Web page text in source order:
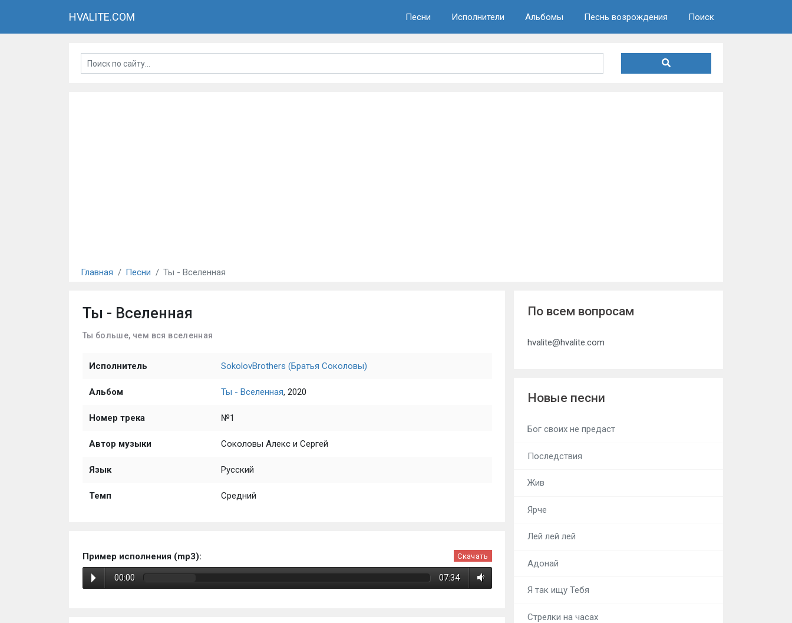
HVALITE.COM Песни Исполнители Альбомы Песнь возрождения Поиск
Главная Песни Ты - Вселенная
Ты - Вселенная
Ты больше, чем вся вселенная
Исполнитель SokolovBrothers (Братья Соколовы)
Альбом Ты - Вселенная, 2020
Номер трека №1
Автор музыки Соколовы Алекс и Сергей
Язык Русский
Темп Средний
Пример исполнения (mp3): Скачать
00:00 07:34
По всем вопросам
hvalite@hvalite.com
Новые песни
Бог своих не предаст
Последствия
Жив
Ярче
Лей лей лей
Адонай
Я так ищу Тебя
Стрелки на часах